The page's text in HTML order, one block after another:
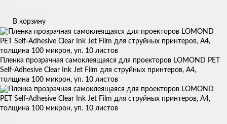
В корзину
Пленка прозрачная самоклеящаяся для проекторов LOMOND PET
Self-Adhesive Clear Ink Jet Film для струйных принтеров, А4,
толщина 100 микрон, уп. 10 листов